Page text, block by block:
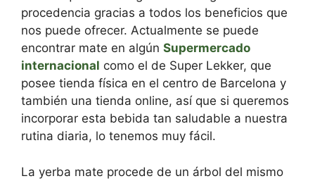
procedencia gracias a todos los beneficios que
nos puede ofrecer. Actualmente se puede
encontrar mate en algún Supermercado
internacional como el de Super Lekker, que
posee tienda física en el centro de Barcelona y
también una tienda online, así que si queremos
incorporar esta bebida tan saludable a nuestra
rutina diaria, lo tenemos muy fácil.
La yerba mate procede de un árbol del mismo